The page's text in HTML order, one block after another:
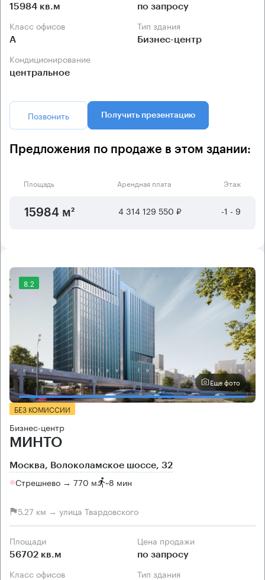
15984 кв.м по запросу
Класс офисов
А
Тип здания
Бизнес-центр
Кондиционирование
центральное
Позвонить Получить презентацию
Предложения по продаже в этом здании:
Площадь Арендная плата Этаж
15984 м² 4 314 129 550 ₽ -1 - 9
8.2
Еще фото
БЕЗ КОМИССИИ
Бизнес-центр
МИНТО
Москва, Волоколамское шоссе, 32
Стрешнево → 770 м ~8 мин
5.27 км → улица Твардовского
Площади
56702 кв.м
Цена продажи
по запросу
Класс офисов Тип здания